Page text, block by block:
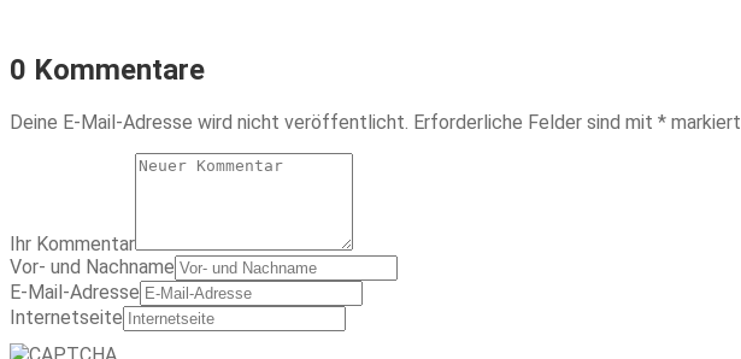
0 Kommentare
Deine E-Mail-Adresse wird nicht veröffentlicht. Erforderliche Felder sind mit * markiert
Ihr Kommentar
Vor- und Nachname
E-Mail-Adresse
Internetseite